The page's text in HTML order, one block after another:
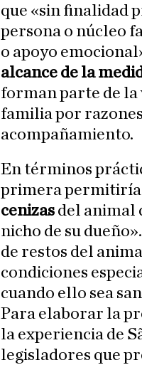
que «sin finalidad
persona o núcleo
o apoyo
alcance de la
forman parte de la
familia por
acompañamiento.
En términos
primera permitiría
cenizas del animal
nicho de su
de restos del
condiciones
cuando ello sea
Para elaborar la
la experiencia de
legisladores que